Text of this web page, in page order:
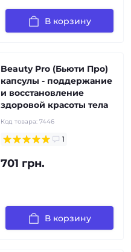
В корзину
Beauty Pro (Бьюти Про)
капсулы - поддержание
и восстановление
здоровой красоты тела
Код товара: 7446
1
701 грн.
В корзину